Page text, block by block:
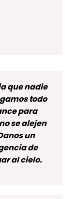
que nadie
todo
para
se alejen
un
de
al cielo.